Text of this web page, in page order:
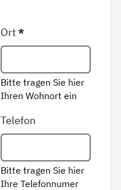
Ort*
Bitte tragen Sie hier
Ihren Wohnort ein
Telefon
Bitte tragen Sie hier
Ihre Telefonnumer